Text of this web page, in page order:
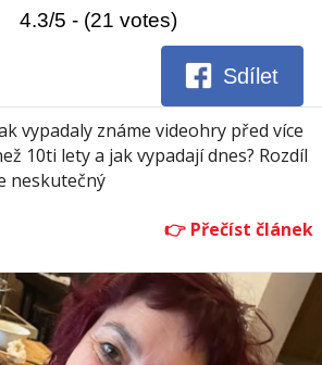
4.3/5 - (21 votes)
Sdílet
vypadaly známe videohry před více
10ti lety a jak vypadají dnes? Rozdíl
neskutečný